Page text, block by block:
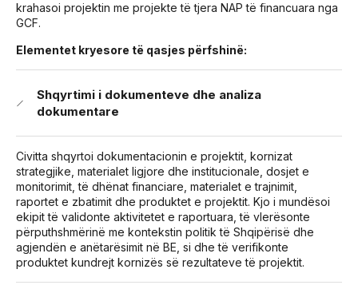
krahasoi projektin me projekte të tjera NAP të financuara nga
GCF.
Elementet kryesore të qasjes përfshinë:
Shqyrtimi i dokumenteve dhe analiza
dokumentare
Civitta shqyrtoi dokumentacionin e projektit, kornizat
strategjike, materialet ligjore dhe institucionale, dosjet e
monitorimit, të dhënat financiare, materialet e trajnimit,
raportet e zbatimit dhe produktet e projektit. Kjo i mundësoi
ekipit të validonte aktivitetet e raportuara, të vlerësonte
përputhshmërinë me kontekstin politik të Shqipërisë dhe
agjendën e anëtarësimit në BE, si dhe të verifikonte
produktet kundrejt kornizës së rezultateve të projektit.